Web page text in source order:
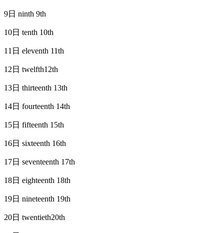
9日 ninth 9th
10日 tenth 10th
11日 eleventh 11th
12日 twelfth12th
13日 thirteenth 13th
14日 fourteenth 14th
15日 fifteenth 15th
16日 sixteenth 16th
17日 seventeenth 17th
18日 eighteenth 18th
19日 nineteenth 19th
20日 twentieth20th